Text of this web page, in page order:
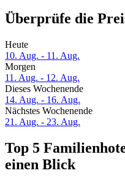
Überprüfe die
Heute
10. Aug. - 11. Aug.
Morgen
11. Aug. - 12. Aug.
Dieses Wochenende
14. Aug. - 16. Aug.
Nächstes Wochenende
21. Aug. - 23. Aug.
Top 5
einen Blick